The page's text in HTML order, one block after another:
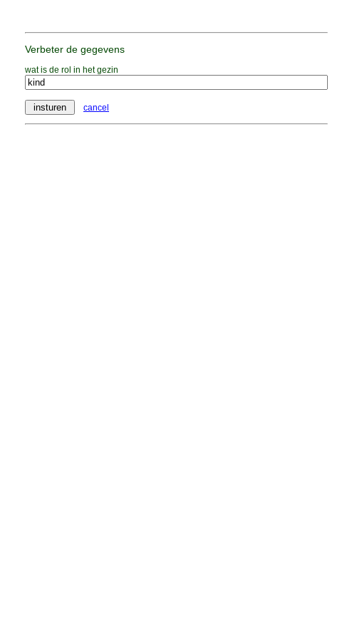
Verbeter de gegevens
wat is de rol in het gezin
cancel